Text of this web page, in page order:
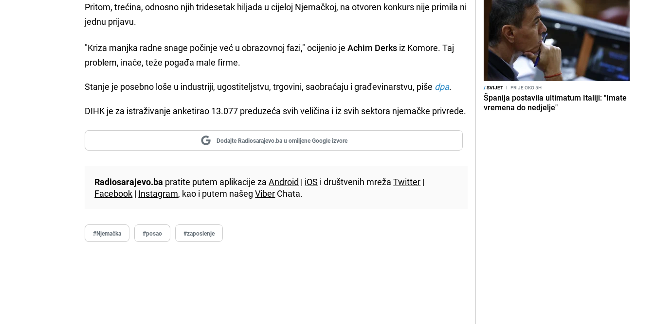
Pritom, trećina, odnosno njih tridesetak hiljada u cijeloj Njemačkoj, na otvoren konkurs nije primila ni
jednu prijavu.
"Kriza manjka radne snage počinje već u obrazovnoj fazi," ocijenio jeAchim Derks iz Komore. Taj
problem, inače, teže pogađa male firme.
Stanje je posebno loše u industriji, ugostiteljstvu, trgovini, saobraćaju i građevinarstvu, piše dpa.
DIHK je za istraživanje anketirao 13.077 preduzeća svih veličina i iz svih sektora njemačke privrede.
Dodajte Radiosarajevo.ba u omiljene Google izvore
Radiosarajevo.ba pratite putem aplikacije zaAndroid | iOS i društvenih mrežaTwitter |
Facebook | Instagram, kao i putem našegViber Chata.
#Njemačka #posao #zaposlenje
/SVIJET I PRIJE OKO 5H
Španija postavila ultimatum Italiji: "Imate
vremena do nedjelje"